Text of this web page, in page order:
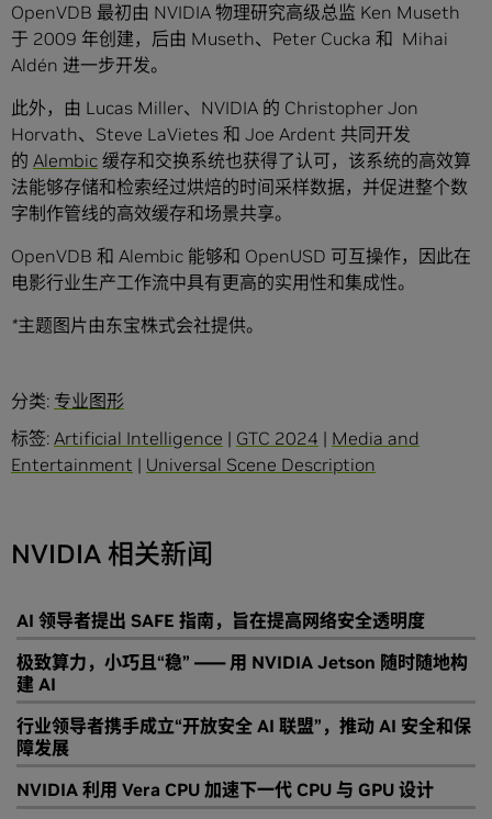
OpenVDB 最初由 NVIDIA 物理研究高级总监 Ken Museth
于 2009 年创建，后由 Museth、Peter Cucka 和 Mihai
Aldén 进一步开发。
此外，由 Lucas Miller、NVIDIA 的 Christopher Jon
Horvath、Steve LaVietes 和 Joe Ardent 共同开发
的 Alembic 缓存和交换系统也获得了认可，该系统的高效算
法能够存储和检索经过烘焙的时间采样数据，并促进整个数
字制作管线的高效缓存和场景共享。
OpenVDB 和 Alembic 能够和 OpenUSD 可互操作，因此在
电影行业生产工作流中具有更高的实用性和集成性。
*主题图片由东宝株式会社提供。
分类: 专业图形
标签: Artificial Intelligence | GTC 2024 | Media and
Entertainment | Universal Scene Description
NVIDIA 相关新闻
AI 领导者提出 SAFE 指南，旨在提高网络安全透明度
极致算力，小巧且“稳” —— 用 NVIDIA Jetson 随时随地构
建 AI
行业领导者携手成立“开放安全 AI 联盟”，推动 AI 安全和保
障发展
NVIDIA 利用 Vera CPU 加速下一代 CPU 与 GPU 设计